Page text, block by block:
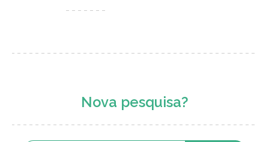
Nova pesquisa?